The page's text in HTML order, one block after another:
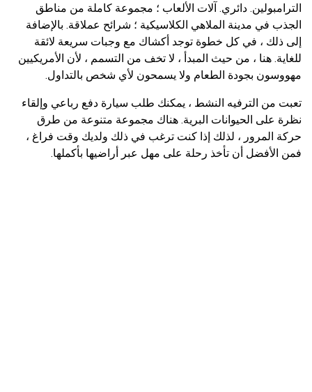
الترامبولين. دائري. آلات الألعاب ؛ مجموعة كاملة من مناطق
الجذب في مدينة الملاهي الكلاسيكية ؛ شرائح عملاقة. بالإضافة
إلى ذلك ، في كل خطوة توجد أكشاك مع وجبات سريعة لائقة
للغاية. هنا ، من حيث المبدأ ، لا تخف من التسمم ، لأن الأمريكيين
مهووسون بجودة الطعام ولا يسمحون لأي شخص بالتداول.
تعبت من الترفيه النشط ، يمكنك طلب سيارة دفع رباعي وإلقاء
نظرة على الحيوانات البرية. هناك مجموعة متنوعة من طرق
حركة المرور ، لذلك إذا كنت ترغب في ذلك ولديك وقت فراغ ،
فمن الأفضل أن تأخذ رحلة على مهل عبر أراضيها بأكملها.